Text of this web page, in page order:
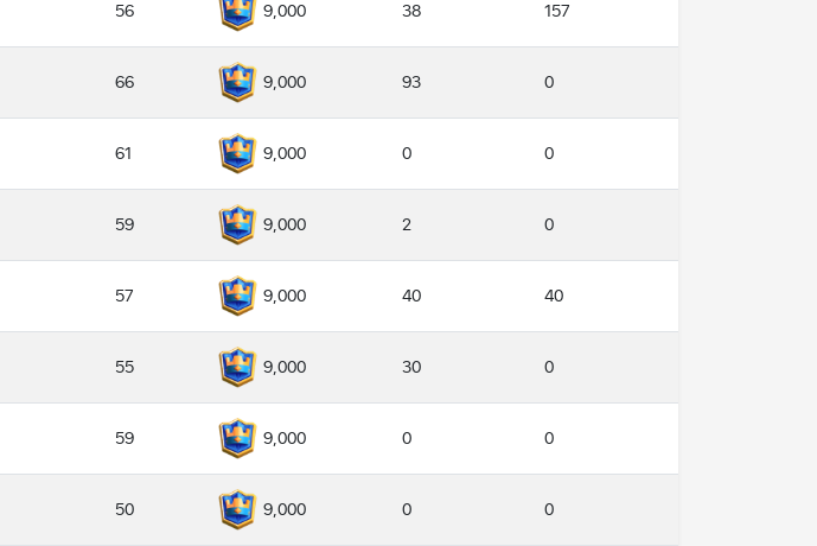
56 9,000 38 157
66 9,000 93 0
61 9,000 0 0
59 9,000 2 0
57 9,000 40 40
55 9,000 30 0
59 9,000 0 0
50 9,000 0 0